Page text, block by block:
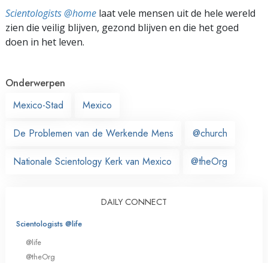
Scientologists @home laat vele mensen uit de hele wereld
zien die veilig blijven, gezond blijven en die het goed
doen in het leven.
Onderwerpen
Mexico-Stad
Mexico
De Problemen van de Werkende Mens @church
Nationale Scientology Kerk van Mexico @theOrg
DAILY CONNECT
Scientologists @life
@life
@theOrg